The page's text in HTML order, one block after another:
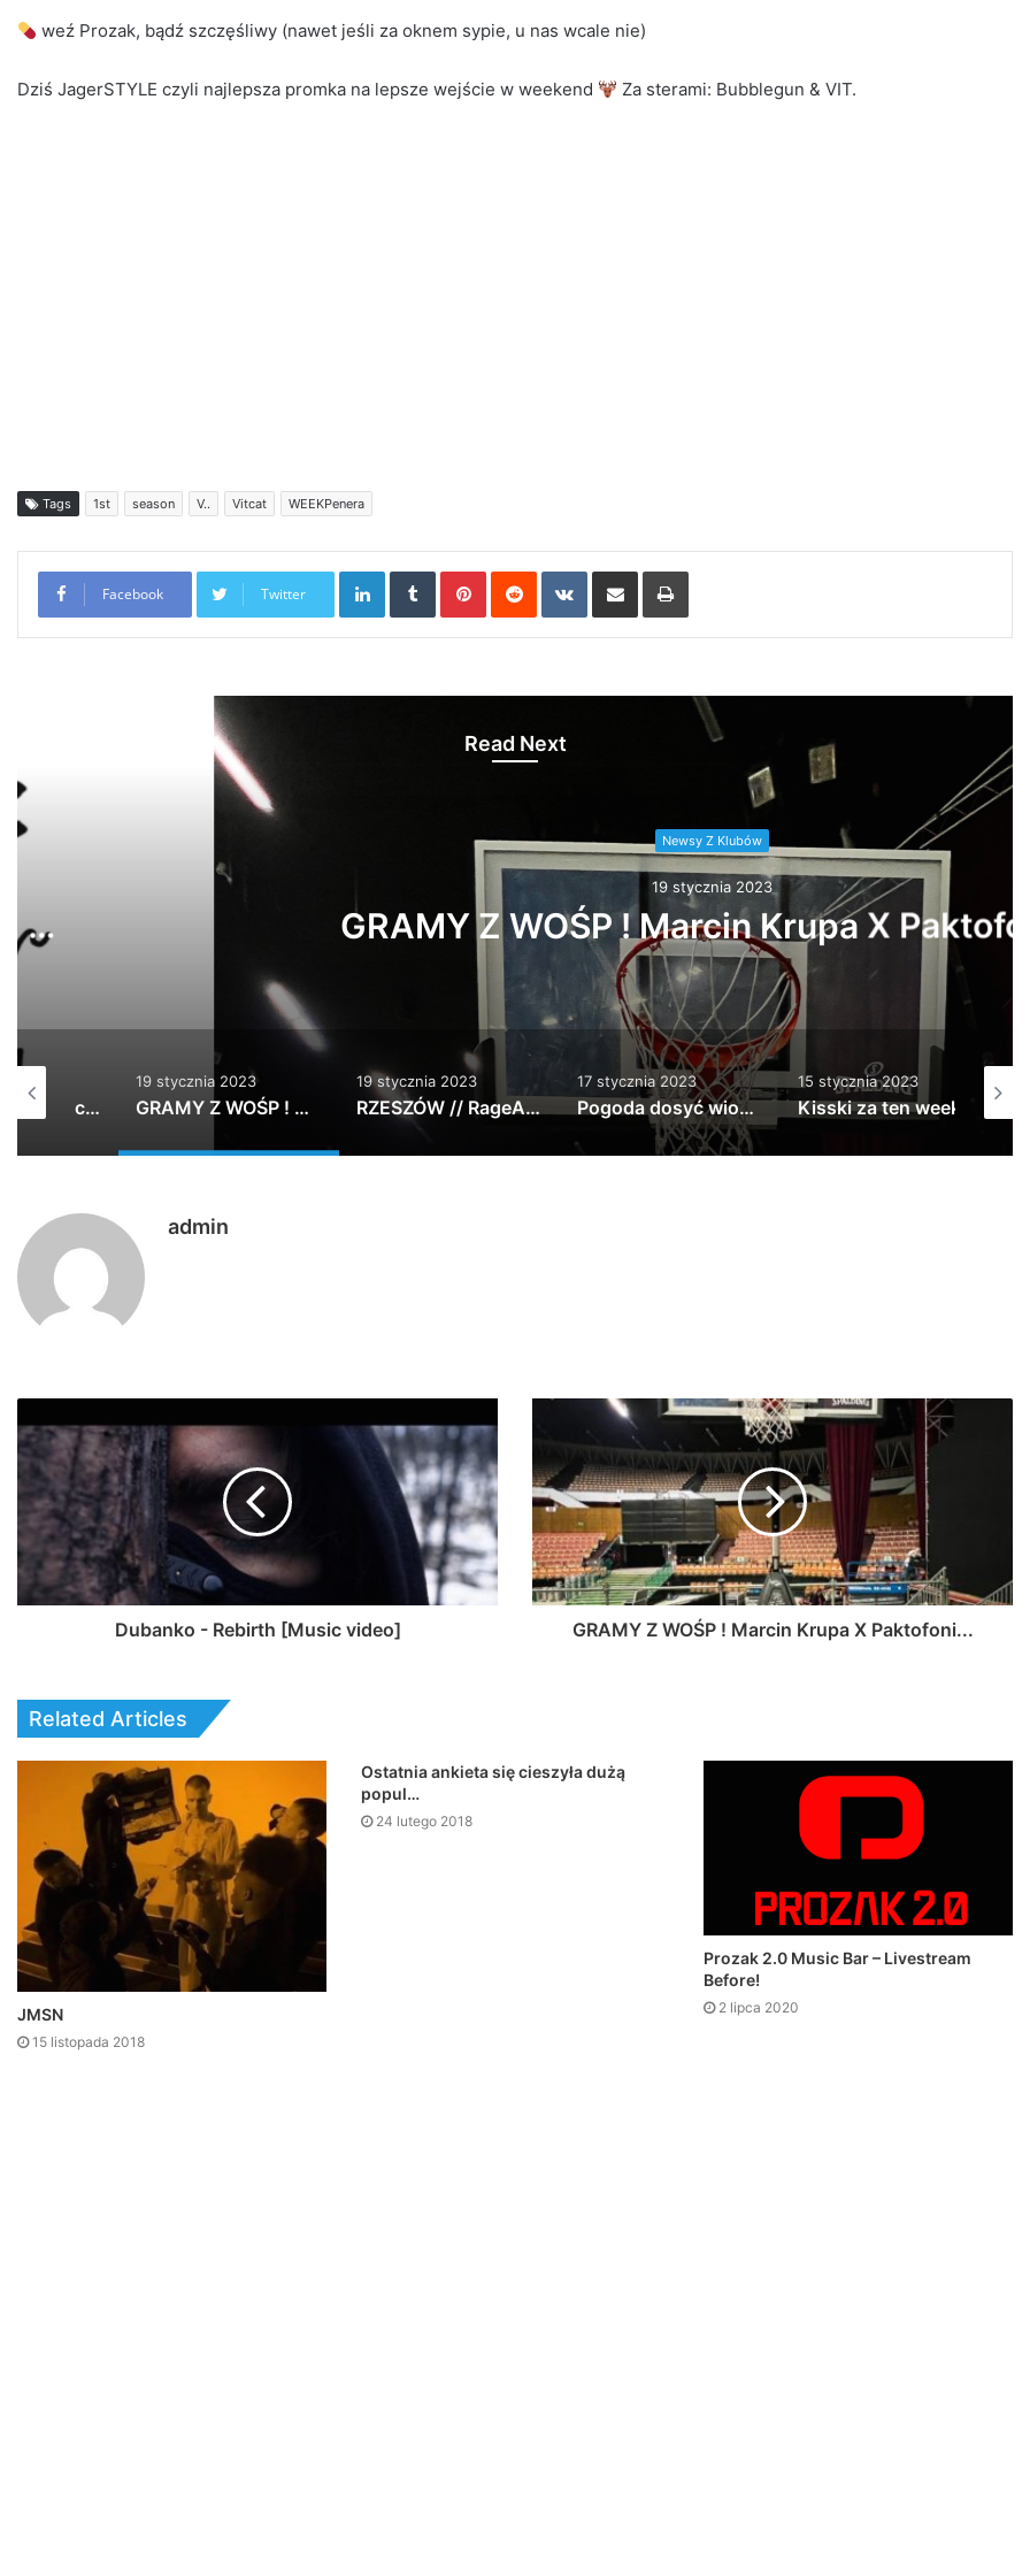
weź Prozak, bądź szczęśliwy (nawet jeśli za oknem sypie, u nas wcale nie)
Dziś JagerSTYLE czyli najlepsza promka na lepsze wejście w weekend Za sterami: Bubblegun & VIT.
Tags 1st season V.. Vitcat WEEKPenera
Facebook Twitter
LinkedInTumblrPinterestReddit VKontakte
Share via Email Print
Read Next
Newsy Z Klubów
19 stycznia 2023
GRAMY Z WOŚP ! Marcin Krupa X Paktofoni…
19 stycznia 2023
GRAMY Z WOŚP ! Marcin Krupa X Paktofoni…
19 stycznia 2023
RZESZÓW // RageAgainstTheMachine Tribute // RENEGADY
17 stycznia 2023
Pogoda dosyć wiosenna, więc czas powoli …
15 stycznia 2023
Kisski za ten weekend Złapaliśmy zmęczk…
admin
Dubanko - Rebirth [Music video] GRAMY Z WOŚP ! Marcin Krupa X Paktofoni...
Related Articles
JMSN
15 listopada 2018
Ostatnia ankieta się cieszyła dużą
popul…
24 lutego 2018
Prozak 2.0 Music Bar – Livestream
Before!
2 lipca 2020
#rolka